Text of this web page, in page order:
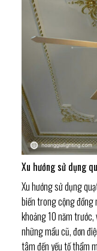
Xu hướng sử dụng
Xu hướng sử dụng
biến trong cộng đồng
khoảng 10 năm
những mẩu cũ, đơn
tâm đến yếu tố thẩm